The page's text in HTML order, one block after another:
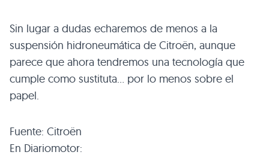
Sin lugar a dudas echaremos de menos a la
suspensión hidroneumática de Citroën, aunque
parece que ahora tendremos una tecnología que
cumple como sustituta… por lo menos sobre el
papel.
Fuente: Citroën
En Diariomotor: